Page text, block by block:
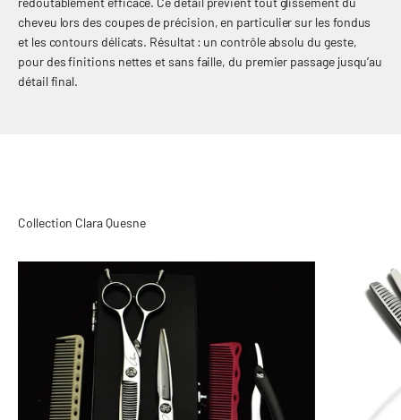
cheveu lors des coupes de précision, en particulier sur les fondus
et les contours délicats. Résultat : un contrôle absolu du geste,
pour des finitions nettes et sans faille, du premier passage jusqu’au
détail final.
Plongez dans l’excellence avec le kit Fade Series, spécialement
conçu pour sublimer chaque coupe homme, du fondu parfait aux
finitions les plus nettes. Ce coffret réunit :
– Un peigne de coupe homme Y.S.PARK souple et flexible, idéal
– Une paire de ciseaux Fade Series droits pour une coupe nette,
– Et une paire de sculpteurs Fade Series pour texturiser et fondre la
matière avec naturel.